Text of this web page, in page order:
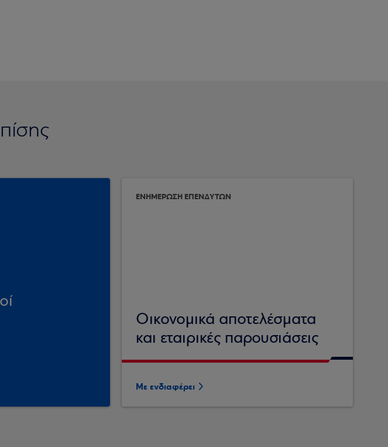
ΕΝΗΜΕΡΩΣΗ ΕΠΕΝΔΥΤΩΝ
Οικονομικά αποτελέσματα
και εταιρικές παρουσιάσεις
Με ενδιαφέρει